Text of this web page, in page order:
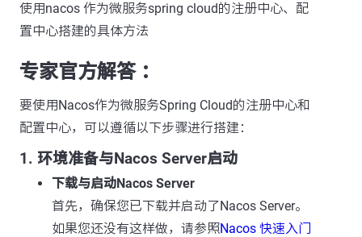
使用nacos 作为微服务spring cloud的注册中心、配
置中心搭建的具体方法
专家官方解答 ：
要使用Nacos作为微服务Spring Cloud的注册中心和
配置中心，可以遵循以下步骤进行搭建：
1. 环境准备与Nacos Server启动
下载与启动Nacos Server
首先，确保您已下载并启动了Nacos Server。
如果您还没有这样做，请参照Nacos 快速入门